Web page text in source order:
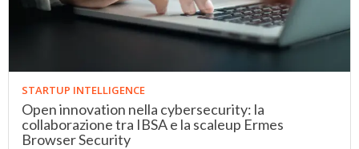
STARTUP INTELLIGENCE
Open innovation nella cybersecurity: la
collaborazione tra IBSA e la scaleup Ermes
Browser Security